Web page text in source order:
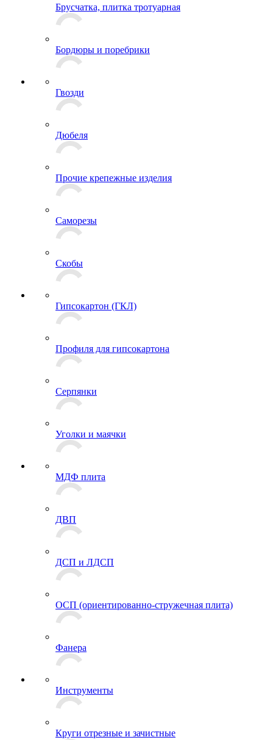
Брусчатка, плитка тротуарная
Бордюры и поребрики
Гвозди
Дюбеля
Прочие крепежные изделия
Саморезы
Скобы
Гипсокартон (ГКЛ)
Профиля для гипсокартона
Серпянки
Уголки и маячки
МДФ плита
ДВП
ДСП и ЛДСП
ОСП (ориентированно-стружечная плита)
Фанера
Инструменты
Круги отрезные и зачистные